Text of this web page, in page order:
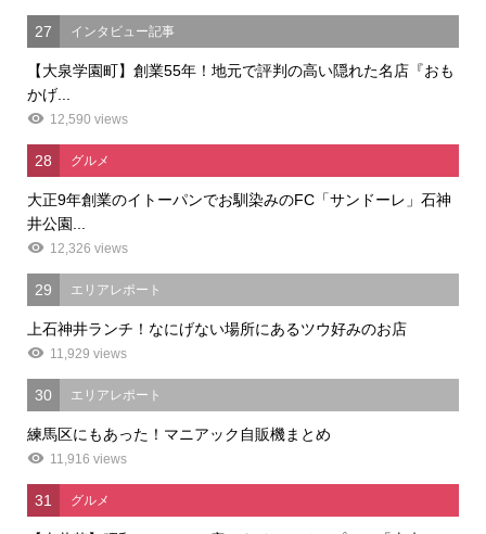
27 インタビュー記事
【大泉学園町】創業55年！地元で評判の高い隠れた名店『おも
かげ...
12,590 views
28 グルメ
大正9年創業のイトーパンでお馴染みのFC「サンドーレ」石神
井公園...
12,326 views
29 エリアレポート
上石神井ランチ！なにげない場所にあるツウ好みのお店
11,929 views
30 エリアレポート
練馬区にもあった！マニアック自販機まとめ
11,916 views
31 グルメ